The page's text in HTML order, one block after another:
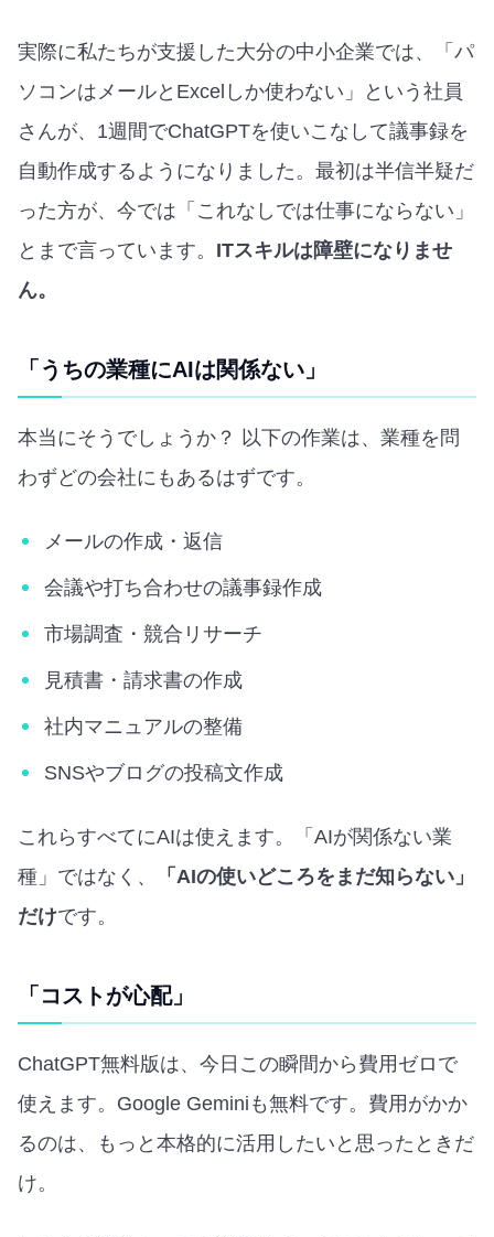
実際に私たちが支援した大分の中小企業では、「パ
ソコンはメールとExcelしか使わない」という社員
さんが、1週間でChatGPTを使いこなして議事録を
自動作成するようになりました。最初は半信半疑だ
った方が、今では「これなしでは仕事にならない」
とまで言っています。 ITスキルは障壁になりませ
ん。
「うちの業種にAIは関係ない」
本当にそうでしょうか？ 以下の作業は、業種を問
わずどの会社にもあるはずです。
メールの作成・返信
会議や打ち合わせの議事録作成
市場調査・競合リサーチ
見積書・請求書の作成
社内マニュアルの整備
SNSやブログの投稿文作成
これらすべてにAIは使えます。「AIが関係ない業
種」ではなく、
「AIの使いどころをまだ知らない」
だけです。
「コストが心配」
ChatGPT無料版は、今日この瞬間から費用ゼロで
使えます。Google Geminiも無料です。費用がかか
るのは、もっと本格的に活用したいと思ったときだ
け。